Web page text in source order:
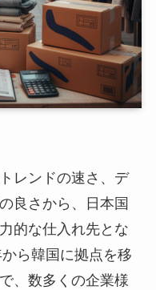
レンドの速さ、デ
良さから、日本国
的な仕入れ先とな
ら韓国に拠点を移
、数多くの企業様